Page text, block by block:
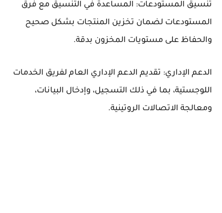
تنسيق المستودعات: المساعدة في التنسيق مع فرق
المستودعات لضمان تخزين المنتجات بشكل صحيح
والحفاظ على مستويات المخزون بدقة.
الدعم الإداري: تقديم الدعم الإداري العام لفريق الخدمات
اللوجستية، بما في ذلك التسجيل، وإدخال البيانات،
ومعالجة الاتصالات الروتينية.